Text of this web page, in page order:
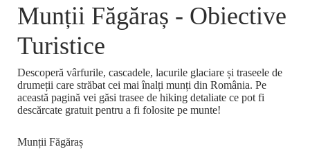
Munții Făgăraș - Obiective
Turistice
Descoperă vârfurile, cascadele, lacurile glaciare și traseele de
drumeții care străbat cei mai înalți munți din România. Pe
această pagină vei găsi trasee de hiking detaliate ce pot fi
descărcate gratuit pentru a fi folosite pe munte!
Munții Făgăraș